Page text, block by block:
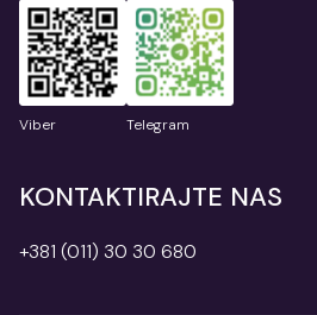
Viber Telegram
KONTAKTIRAJTE NAS
+381 (011) 30 30 680